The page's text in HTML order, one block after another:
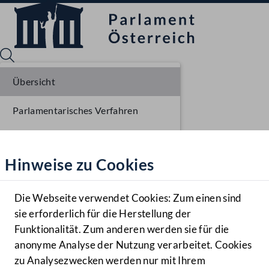
Hilfe
Benutzer
Navigationsmenü öffnen
MENÜ
Hinweise zu Cookies
Die Webseite verwendet Cookies: Zum einen sind
sie erforderlich für die Herstellung der
Funktionalität. Zum anderen werden sie für die
anonyme Analyse der Nutzung verarbeitet. Cookies
zu Analysezwecken werden nur mit Ihrem
Übersicht
Parlamentarisches Verfahren
Ausschussberatungen NR